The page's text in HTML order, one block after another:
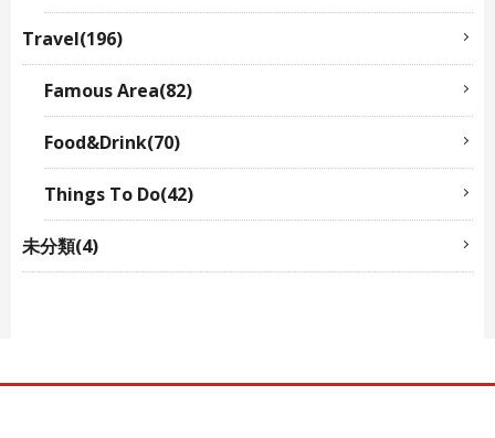
Travel(196)
Famous Area(82)
Food&Drink(70)
Things To Do(42)
未分類(4)